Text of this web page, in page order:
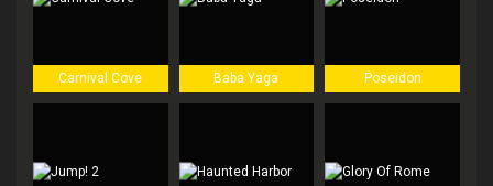
Carnival Cove Baba Yaga Poseidon